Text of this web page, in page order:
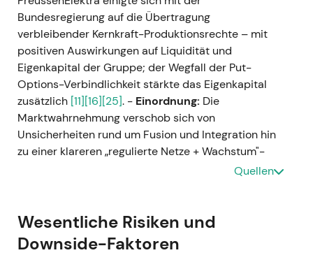
Bundesregierung auf die Übertragung
verbleibender Kernkraft-Produktionsrechte – mit
positiven Auswirkungen auf Liquidität und
Eigenkapital der Gruppe; der Wegfall der Put-
Options-Verbindlichkeit stärkte das Eigenkapital
zusätzlich [11][16][25]. - Einordnung: Die
Marktwahrnehmung verschob sich von
Unsicherheiten rund um Fusion und Integration hin
zu einer klareren „regulierte Netze + Wachstum"-
Story, da das Kernkraft-Erbe weitgehend bereinigt
und Rally, da Anleger die Risikoreduzierung und die
positiven Ergebnisüberraschungen honorierten –
Übergang von der Post-Merger-Konsolidierung zur
Quellen
Wesentliche Risiken und
Downside-Faktoren